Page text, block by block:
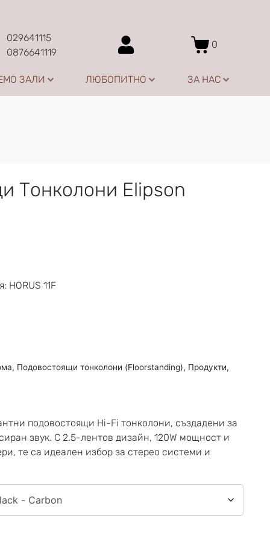
029641115
0876641119
0
ЗАЛИ ЛЮБОПИТНО ЗА НАС
Тонколони Elipson
HORUS 11F
, Подовостоящи тонколони (Floorstanding), Продукти,
подовостоящи Hi-Fi тонколони, създадени за
звук. С 2.5-лентов дизайн, 120W мощност и
те са идеален избор за стерео системи и